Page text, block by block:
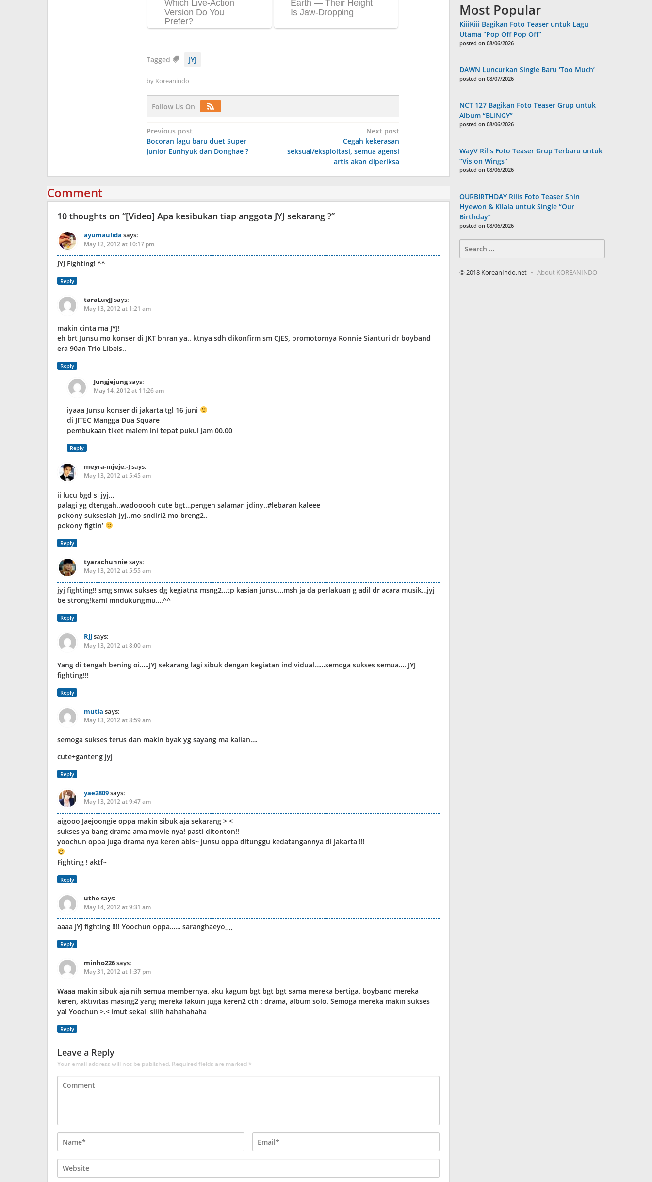
Tagged JYJ
by Koreanindo
Follow Us On
Post
navigation
Previous post
Bocoran lagu baru duet Super
Junior Eunhyuk dan Donghae ?
Next post
Cegah kekerasan
seksual/eksploitasi, semua agensi
artis akan diperiksa
Comment
10 thoughts on “[Video] Apa kesibukan tiap anggota JYJ sekarang ?”
ayumaulida says:
May 12, 2012 at 10:17 pm
JYJ Fighting! ^^
Reply
taraLuvJJsays:
May 13, 2012 at 1:21 am
makin cinta ma JYJ!
eh brt Junsu mo konser di JKT bnran ya.. ktnya sdh dikonfirm sm CJES, promotornya Ronnie Sianturi dr boyband
era 90an Trio Libels..
Reply
Jungjejungsays:
May 14, 2012 at 11:26 am
iyaaa Junsu konser di jakarta tgl 16 juni
di JITEC Mangga Dua Square
pembukaan tiket malem ini tepat pukul jam 00.00
Reply
meyra-mjeje;-)says:
May 13, 2012 at 5:45 am
ii lucu bgd si jyj…
palagi yg dtengah..wadooooh cute bgt…pengen salaman jdiny..#lebaran kaleee
pokony sukseslah jyj..mo sndiri2 mo breng2..
pokony figtin’
Reply
tyarachunniesays:
May 13, 2012 at 5:55 am
jyj fighting!! smg smwx sukses dg kegiatnx msng2…tp kasian junsu…msh ja da perlakuan g adil dr acara musik…jyj
be strong!kami mndukungmu….^^
Reply
RJJsays:
May 13, 2012 at 8:00 am
Yang di tengah bening oi…..JYJ sekarang lagi sibuk dengan kegiatan individual……semoga sukses semua…..JYJ
fighting!!!
Reply
mutia says:
May 13, 2012 at 8:59 am
semoga sukses terus dan makin byak yg sayang ma kalian….
cute+ganteng jyj
Reply
yae2809says:
May 13, 2012 at 9:47 am
aigooo Jaejoongie oppa makin sibuk aja sekarang >.<
sukses ya bang drama ama movie nya! pasti ditonton!!
yoochun oppa juga drama nya keren abis~ junsu oppa ditunggu kedatangannya di Jakarta !!!
Fighting ! aktf~
Reply
uthesays:
May 14, 2012 at 9:31 am
aaaa JYJ fighting !!!! Yoochun oppa…… saranghaeyo,,,,
Reply
minho226says:
May 31, 2012 at 1:37 pm
Waaa makin sibuk aja nih semua membernya. aku kagum bgt bgt bgt sama mereka bertiga. boyband mereka
keren, aktivitas masing2 yang mereka lakuin juga keren2 cth : drama, album solo. Semoga mereka makin sukses
ya! Yoochun >.< imut sekali siiih hahahahaha
Reply
Leave a Reply
Your email address will not be published. Required fields are marked*
Most Popular
KiiiKiii Bagikan Foto Teaser untuk Lagu
Utama “Pop Off Pop Off”
posted on 08/06/2026
DAWN Luncurkan Single Baru ‘Too Much’
posted on 08/07/2026
NCT 127 Bagikan Foto Teaser Grup untuk
Album “BLINGY”
posted on 08/06/2026
WayV Rilis Foto Teaser Grup Terbaru untuk
“Vision Wings”
posted on 08/06/2026
OURBIRTHDAY Rilis Foto Teaser Shin
Hyewon & Kilala untuk Single “Our
Birthday”
posted on 08/06/2026
for:
© 2018 KoreanIndo.net About KOREANINDO